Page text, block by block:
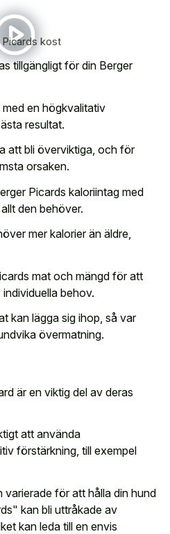
Picards kost
tillgängligt för din Berger
en högkvalitativ
resultat.
att bli överviktiga, och för
orsaken.
Picards kaloriintag med
den behöver.
mer kalorier än äldre,
mat och mängd för att
behov.
kan lägga sig ihop, så var
övermatning.
är en viktig del av deras
att använda
förstärkning, till exempel
varierade för att hålla din hund
kan bli uttråkade av
kan leda till en envis